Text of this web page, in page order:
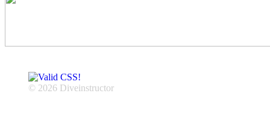
© 2026 Diveinstructor